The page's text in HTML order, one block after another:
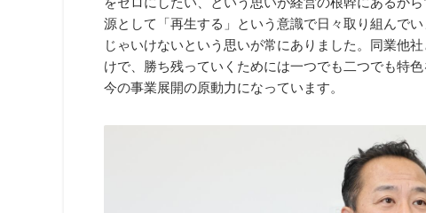
源として「再生する」という意識で日々取り組んで
じゃいけないという思いが常にありました。同業他
けで、勝ち残っていくためには一つでも二つでも特
今の事業展開の原動力になっています。